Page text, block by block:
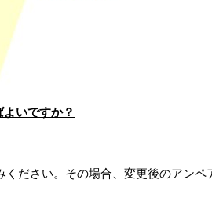
いですか？
ださい。その場合、変更後のアンペ